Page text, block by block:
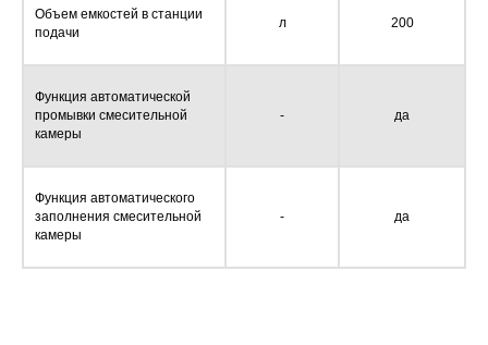
Объем емкостей в станции
подачи
л 200
Функция автоматической
промывки смесительной
камеры
- да
Функция автоматического
заполнения смесительной
камеры
- да